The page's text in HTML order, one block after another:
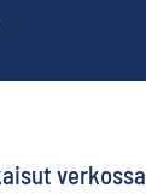
verkossa